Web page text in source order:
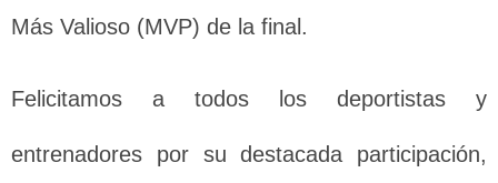
Más Valioso (MVP) de la final.
Felicitamos a todos los deportistas y
entrenadores por su destacada participación,